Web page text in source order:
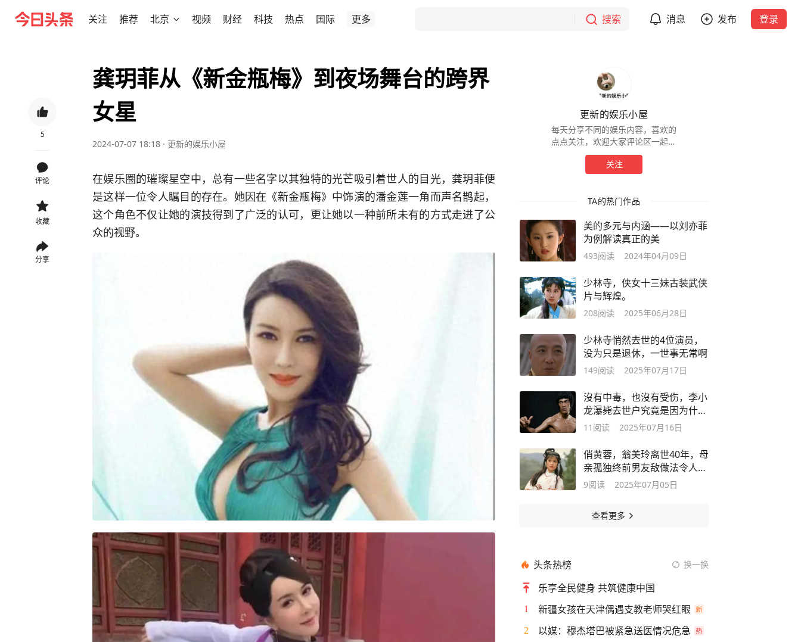
关注 推荐 北京 视频 财经 科技 热点 国际 更多 搜索 消息 发布 登录
5
评论
收藏
分享
龚玥菲从《新金瓶梅》到夜场舞台的跨界
女星
2024-07-07 18:18 · 更新的娱乐小屋
在娱乐圈的璀璨星空中，总有一些名字以其独特的光芒吸引着世人的目光，龚玥菲便
是这样一位令人瞩目的存在。她因在《新金瓶梅》中饰演的潘金莲一角而声名鹊起，
这个角色不仅让她的演技得到了广泛的认可，更让她以一种前所未有的方式走进了公
众的视野。
更新的娱乐小屋
每天分享不同的娱乐内容，喜欢的
点点关注，欢迎大家评论区一起讨
论一下。
关注
TA的热门作品
美的多元与内涵——以刘亦菲
为例解读真正的美
493阅读 2024年04月09日
少林寺，侠女十三妹古装武侠
片与辉煌。
208阅读 2025年06月28日
少林寺悄然去世的4位演员，
没为只是退休，一世事无常啊
149阅读 2025年07月17日
沒有中毒，也沒有受伤，李小
龙瀑毙去世户究竟是因为什
么？
11 阅读 2025年07月16日
俏黄蓉，翁美玲离世40年，母
亲孤独终前男友敌做法令人泪
目
9阅读 2025年07月05日
查看更多
头条热榜 换一换
乐享全民健身 共筑健康中国
1 新疆女孩在天津偶遇支教老师哭红眼
2 以媒：穆杰塔巴被紧急送医情况危急